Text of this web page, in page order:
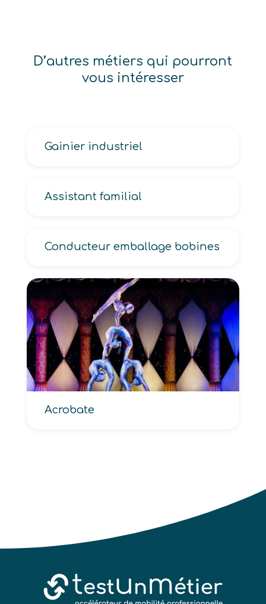
D’autres métiers qui pourront
vous intéresser
Gainier industriel
Assistant familial
Conducteur emballage bobines
Acrobate